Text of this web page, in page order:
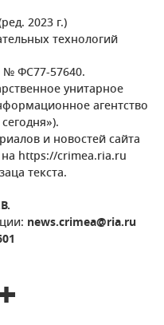
2023 г.)
технологий
№ ФС77-57640.
унитарное
агентство
и новостей сайта
https://crimea.ria.ru
текста.
news.crimea@ria.ru